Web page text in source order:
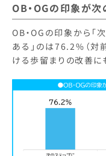
OB・OGの印象が
OB・OGの印象から「
ある」のは76.2%（対
ける歩留まりの改善に